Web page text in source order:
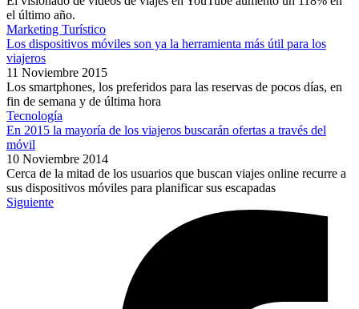
el último año.
Marketing Turístico
Los dispositivos móviles son ya la herramienta más útil para los
viajeros
11 Noviembre 2015
Los smartphones, los preferidos para las reservas de pocos días, en
fin de semana y de última hora
Tecnología
En 2015 la mayoría de los viajeros buscarán ofertas a través del
móvil
10 Noviembre 2014
Cerca de la mitad de los usuarios que buscan viajes online recurre a
sus dispositivos móviles para planificar sus escapadas
Siguiente